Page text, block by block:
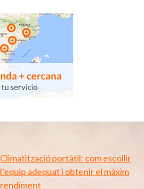
Climatització portàtil: com escollir
l’equip adequat i obtenir el màxim
rendiment